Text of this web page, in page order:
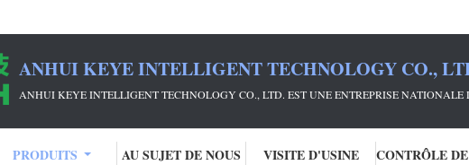
ANHUI KEYE INTELLIGENT TECHNOLOGY CO.,
ANHUI KEYE INTELLIGENT TECHNOLOGY CO., LTD. EST UNE ENTREPRISE
PRODUITS AU SUJET DE NOUS VISITE D'USINE